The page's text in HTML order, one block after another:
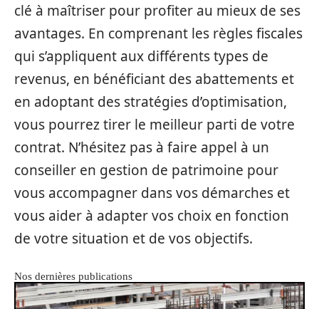
clé à maîtriser pour profiter au mieux de ses
avantages. En comprenant les règles fiscales
qui s’appliquent aux différents types de
revenus, en bénéficiant des abattements et
en adoptant des stratégies d’optimisation,
vous pourrez tirer le meilleur parti de votre
contrat. N’hésitez pas à faire appel à un
conseiller en gestion de patrimoine pour
vous accompagner dans vos démarches et
vous aider à adapter vos choix en fonction
de votre situation et de vos objectifs.
Nos dernières publications